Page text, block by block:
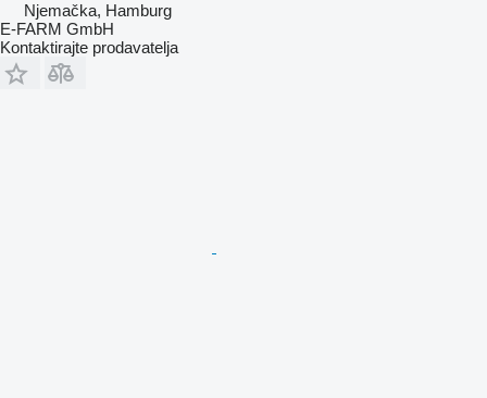
Njemačka, Hamburg
E-FARM GmbH
Kontaktirajte prodavatelja